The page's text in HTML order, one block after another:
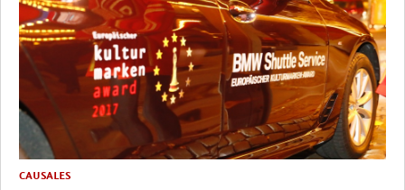
CAUSALES